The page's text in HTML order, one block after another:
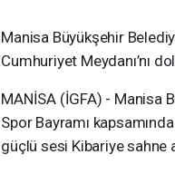
Manisa Büyükşehir
Cumhuriyet Meydanı’nı
MANİSA (İGFA) - Manisa
Spor Bayramı
güçlü sesi Kibariye sahne